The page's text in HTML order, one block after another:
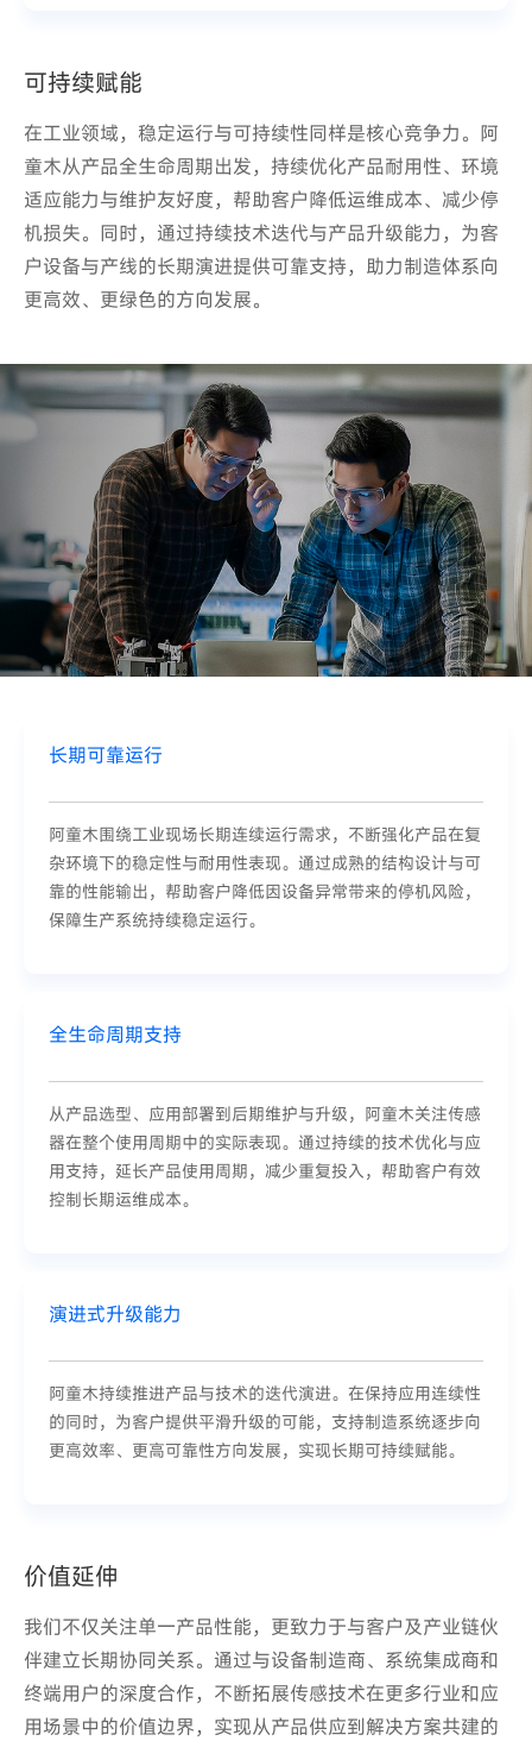
可持续赋能
在工业领域，稳定运行与可持续性同样是核心竞争力。阿
童木从产品全生命周期出发，持续优化产品耐用性、环境
适应能力与维护友好度，帮助客户降低运维成本、减少停
机损失。同时，通过持续技术迭代与产品升级能力，为客
户设备与产线的长期演进提供可靠支持，助力制造体系向
更高效、更绿色的方向发展。
可持续赋能
在工业领域，稳定运行与可持续性同样是核心竞争力。阿
童木从产品全生命周期出发，持续优化产品耐用性、环境
适应能力与维护友好度，帮助客户降低运维成本、减少停
机损失。同时，通过持续技术迭代与产品升级能力，为客
户设备与产线的长期演进提供可靠支持，助力制造体系向
更高效、更绿色的方向发展。
长期可靠运行
阿童木围绕工业现场长期连续运行需求，不断强化产品在复
杂环境下的稳定性与耐用性表现。通过成熟的结构设计与可
靠的性能输出，帮助客户降低因设备异常带来的停机风险，
保障生产系统持续稳定运行。
全生命周期支持
从产品选型、应用部署到后期维护与升级，阿童木关注传感
器在整个使用周期中的实际表现。通过持续的技术优化与应
用支持，延长产品使用周期，减少重复投入，帮助客户有效
控制长期运维成本。
演进式升级能力
阿童木持续推进产品与技术的迭代演进。在保持应用连续性
的同时，为客户提供平滑升级的可能，支持制造系统逐步向
更高效率、更高可靠性方向发展，实现长期可持续赋能。
价值延伸
我们不仅关注单一产品性能，更致力于与客户及产业链伙
伴建立长期协同关系。通过与设备制造商、系统集成商和
终端用户的深度合作，不断拓展传感技术在更多行业和应
用场景中的价值边界，实现从产品供应到解决方案共建的
价值延伸
我们不仅关注单一产品性能，更致力于与客户及产业链伙
伴建立长期协同关系。通过与设备制造商、系统集成商和
终端用户的深度合作，不断拓展传感技术在更多行业和应
用场景中的价值边界，实现从产品供应到解决方案共建的